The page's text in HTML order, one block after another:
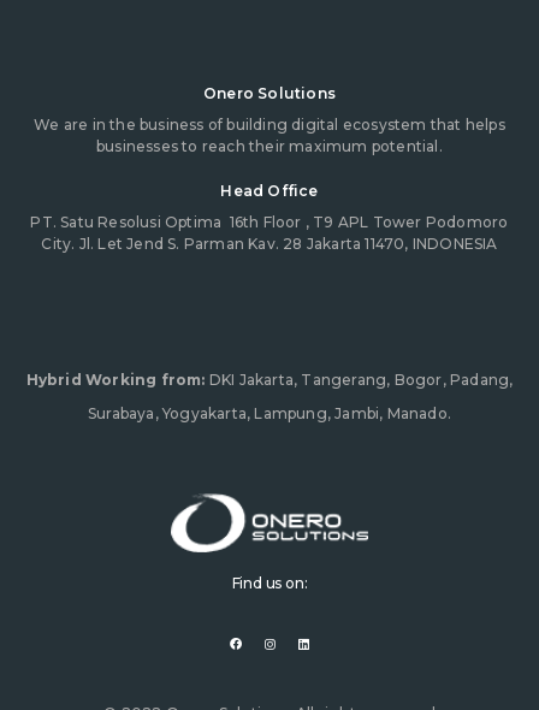
Onero Solutions
We are in the business of building digital ecosystem that helps
businesses to reach their maximum potential.
Head Office
PT. Satu Resolusi Optima 16th Floor , T9 APL Tower Podomoro
City. Jl. Let Jend S. Parman Kav. 28 Jakarta 11470, INDONESIA
Hybrid Working from: DKI Jakarta, Tangerang, Bogor, Padang,
Surabaya, Yogyakarta, Lampung, Jambi, Manado.
Find us on:
a
c
o
n
s
i
n